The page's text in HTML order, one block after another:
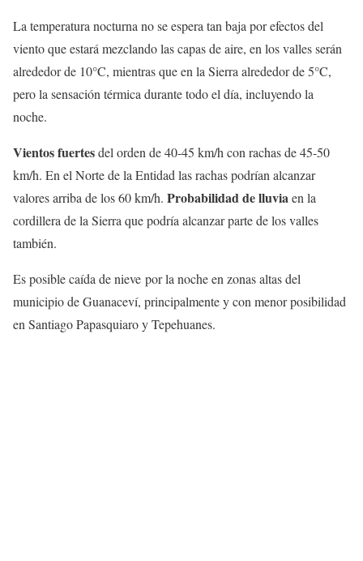
La temperatura nocturna no se espera tan baja por efectos del
viento que estará mezclando las capas de aire, en los valles serán
alrededor de 10°C, mientras que en la Sierra alrededor de 5°C,
pero la sensación térmica durante todo el día, incluyendo la
noche.
Vientos fuertesdel orden de 40-45 km/h con rachas de 45-50
km/h. En el Norte de la Entidad las rachas podrían alcanzar
valores arriba de los 60 km/h. Probabilidad de lluviaen la
cordillera de la Sierra que podría alcanzar parte de los valles
también.
Es posible caída de nieve por la noche en zonas altas del
municipio de Guanaceví, principalmente y con menor posibilidad
en Santiago Papasquiaro y Tepehuanes.